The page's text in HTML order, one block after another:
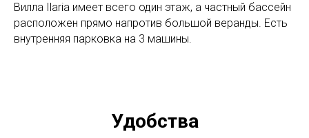
Вилла Ilaria имеет всего один этаж, а частный бассейн
расположен прямо напротив большой веранды. Есть
внутренняя парковка на 3 машины.
Удобства